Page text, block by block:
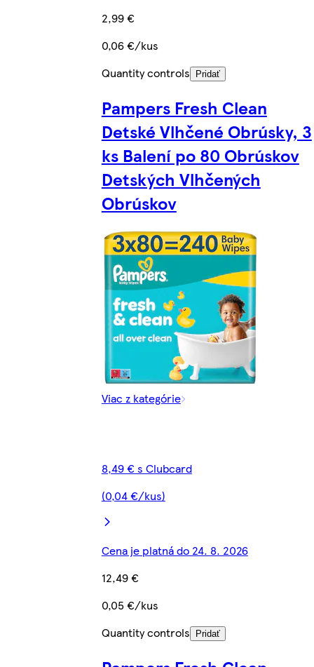
2,99 €
0,06 €/kus
Quantity controls
Pridať
Pampers Fresh Clean
Detské Vlhčené Obrúsky, 3
ks Balení po 80 Obrúskov
Detských Vlhčených
Obrúskov
Viac z kategórie
8,49 € s Clubcard
(0,04 €/kus)
Cena je platná do 24. 8. 2026
12,49 €
0,05 €/kus
Quantity controls
Pridať